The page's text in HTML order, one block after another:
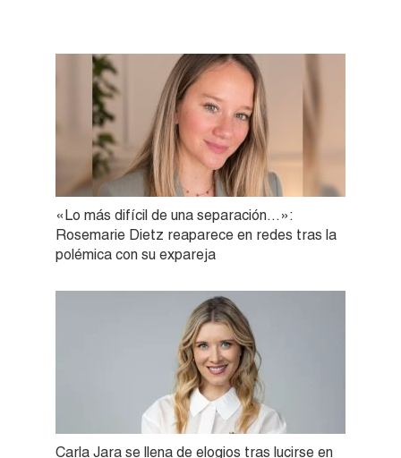
«Lo más difícil de una separación…»:
Rosemarie Dietz reaparece en redes tras la
polémica con su expareja
Carla Jara se llena de elogios tras lucirse en